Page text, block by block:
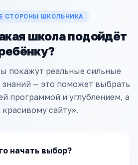
СТОРОНЫ ШКОЛЬНИКА
школа подойдёт
покажут реальные сильные
— это поможет выбрать
программой и углублением, а
красивому сайту».
начать выбор?